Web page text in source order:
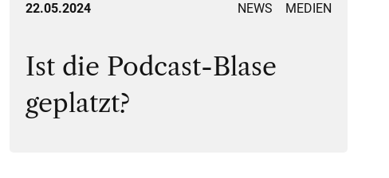
22.05.2024 NEWS MEDIEN
Ist die Podcast-Blase
geplatzt?